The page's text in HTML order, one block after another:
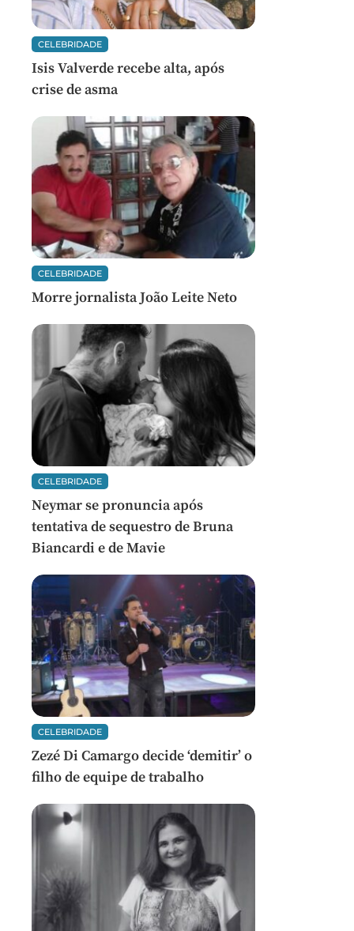
CELEBRIDADE
Isis Valverde recebe alta, após
crise de asma
CELEBRIDADE
Morre jornalista João Leite Neto
CELEBRIDADE
Neymar se pronuncia após
tentativa de sequestro de Bruna
Biancardi e de Mavie
CELEBRIDADE
Zezé Di Camargo decide ‘demitir’ o
filho de equipe de trabalho